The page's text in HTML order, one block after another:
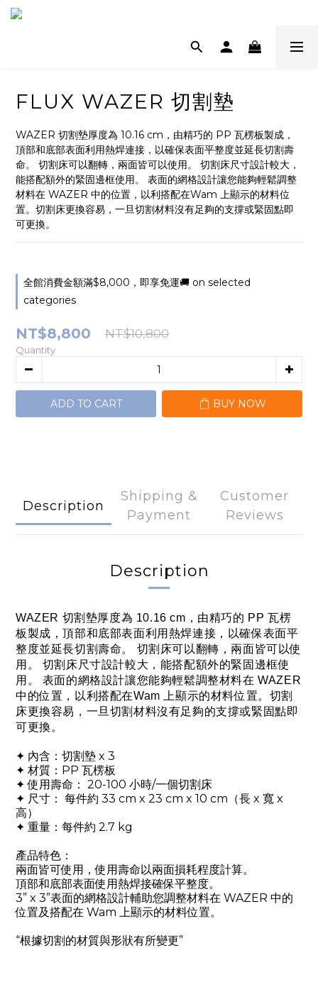
FLUX WAZER 切割墊
WAZER 切割墊厚度為 10.16 cm，由精巧的 PP 瓦楞板製成，
頂部和底部表面利用熱焊連接，以確保表面平整度並延長切割壽
命。 切割床可以翻轉，兩面皆可以使用。 切割床尺寸設計較大，
能搭配額外的緊固邊框使用。 表面的網格設計讓您能夠輕鬆調整
材料在 WAZER 中的位置，以利搭配在Wam 上顯示的材料位
置。切割床更換容易，一旦切割材料沒有足夠的支撐或緊固點即
可更換。
全館消費金額滿$8,000，即享免運🚚 on selected
categories
NT$8,800 NT$10,800
Quantity
ADD TO CART BUY NOW
Description
Shipping &
Payment
Customer
Reviews
Description
WAZER 切割墊厚度為 10.16 cm，由精巧的 PP 瓦楞
板製成，頂部和底部表面利用熱焊連接，以確保表面平
整度並延長切割壽命。 切割床可以翻轉，兩面皆可以使
用。 切割床尺寸設計較大，能搭配額外的緊固邊框使
用。 表面的網格設計讓您能夠輕鬆調整材料在 WAZER
中的位置，以利搭配在Wam 上顯示的材料位置。切割
床更換容易，一旦切割材料沒有足夠的支撐或緊固點即
可更換。
✦ 內含：切割墊 x 3
✦ 材質：PP 瓦楞板
✦ 使用壽命： 20-100 小時/一個切割床
✦ 尺寸： 每件約 33 cm x 23 cm x 10 cm（長 x 寬 x
高）
✦ 重量：每件約 2.7 kg
產品特色：
兩面皆可使用，使用壽命以兩面損耗程度計算。
頂部和底部表面使用熱焊接確保平整度。
3” x 3”表面的網格設計輔助您調整材料在 WAZER 中的
位置及搭配在 Wam 上顯示的材料位置。
“根據切割的材質與形狀有所變更”